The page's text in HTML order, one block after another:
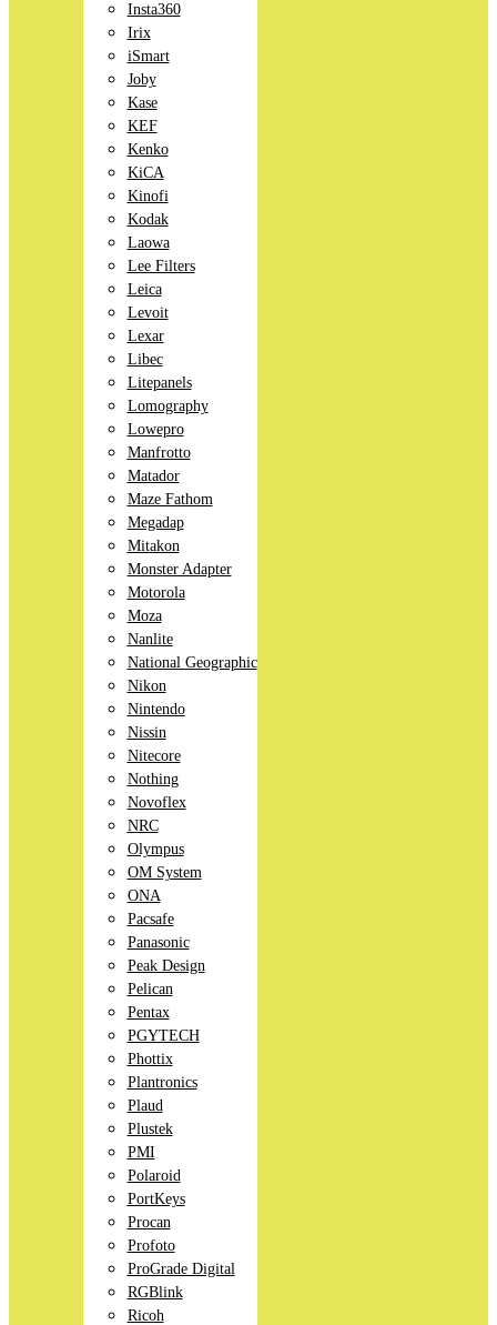
Insta360
Irix
iSmart
Joby
Kase
KEF
Kenko
KiCA
Kinofi
Kodak
Laowa
Lee Filters
Leica
Levoit
Lexar
Libec
Litepanels
Lomography
Lowepro
Manfrotto
Matador
Maze Fathom
Megadap
Mitakon
Monster Adapter
Motorola
Moza
Nanlite
National Geographic
Nikon
Nintendo
Nissin
Nitecore
Nothing
Novoflex
NRC
Olympus
OM System
ONA
Pacsafe
Panasonic
Peak Design
Pelican
Pentax
PGYTECH
Phottix
Plantronics
Plaud
Plustek
PMI
Polaroid
PortKeys
Procan
Profoto
ProGrade Digital
RGBlink
Ricoh